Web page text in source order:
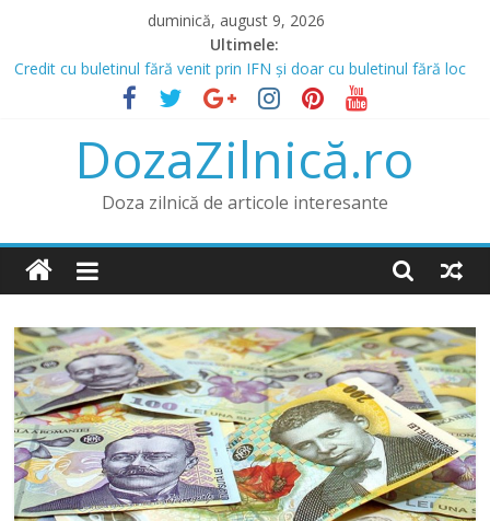
content
duminică, august 9, 2026
Ultimele:
Credit cu buletinul fără venit prin IFN și doar cu buletinul fără loc
Prânz în Heraklion? Mergi la Bellot Restaurant
Lista IFN care acordă credite online și opțiunea de a obține un
credit online fără venit
Credit pentru Datornici și Rău Platnici prin IFN
DozaZilnică.ro
Doza zilnică de articole interesante